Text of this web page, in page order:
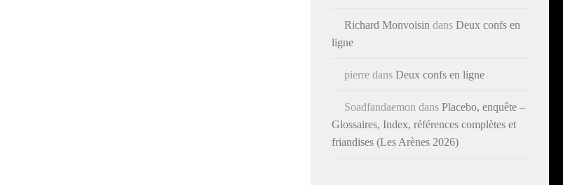
Richard Monvoisin dans Deux confs en
ligne
pierre dans Deux confs en ligne
Soadfandaemon dans Placebo, enquête –
Glossaires, Index, références complètes et
friandises (Les Arènes 2026)